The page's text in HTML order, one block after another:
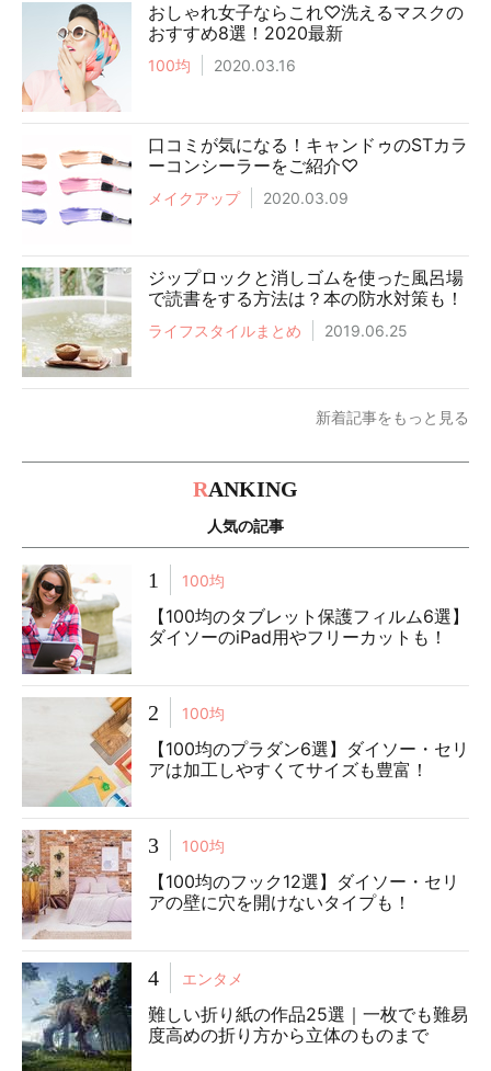
おしゃれ女子ならこれ♡洗えるマスクの
おすすめ8選！2020最新
100均 2020.03.16
口コミが気になる！キャンドゥのSTカラ
ーコンシーラーをご紹介♡
メイクアップ 2020.03.09
ジップロックと消しゴムを使った風呂場
で読書をする方法は？本の防水対策も！
ライフスタイルまとめ 2019.06.25
新着記事をもっと見る
RANKING
人気の記事
1 100均
【100均のタブレット保護フィルム6選】
ダイソーのiPad用やフリーカットも！
2 100均
【100均のプラダン6選】ダイソー・セリ
アは加工しやすくてサイズも豊富！
3 100均
【100均のフック12選】ダイソー・セリ
アの壁に穴を開けないタイプも！
4 エンタメ
難しい折り紙の作品25選｜一枚でも難易
度高めの折り方から立体のものまで